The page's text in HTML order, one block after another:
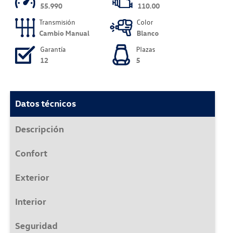
55.990
110.00
Transmisión
Cambio Manual
Garantía
12
Color
Blanco
Plazas
5
Datos técnicos
Descripción
Confort
Exterior
Interior
Seguridad